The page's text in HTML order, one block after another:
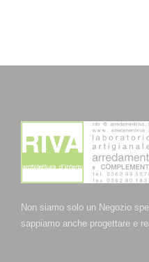
Non siamo solo un Negozio
sappiamo anche progettare e